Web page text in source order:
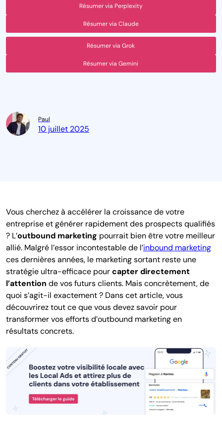
Résumer via Perplexity
Résumer via Claude
Résumer via Grok
Résumer via Gemini
Paul
10 juillet 2025
Vous cherchez à accélérer la croissance de votre
entreprise et générer rapidement des prospects qualifiés
? L’outbound marketing pourrait bien être votre meilleur
allié. Malgré l’essor incontestable de l’inbound marketing
ces dernières années, le marketing sortant reste une
stratégie ultra-efficace pourcapter directement
l’attention de vos futurs clients. Mais concrètement, de
quoi s’agit-il exactement ? Dans cet article, vous
découvrirez tout ce que vous devez savoir pour
transformer vos efforts d’outbound marketing en
résultats concrets.